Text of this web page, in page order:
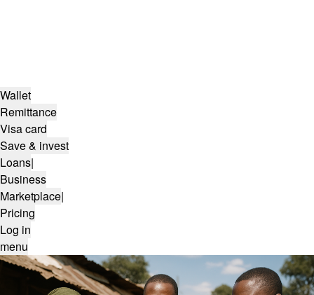
Wallet
Remittance
Visa card
Save & invest
Loans|
Business
Marketplace|
Pricing
Log in
menu